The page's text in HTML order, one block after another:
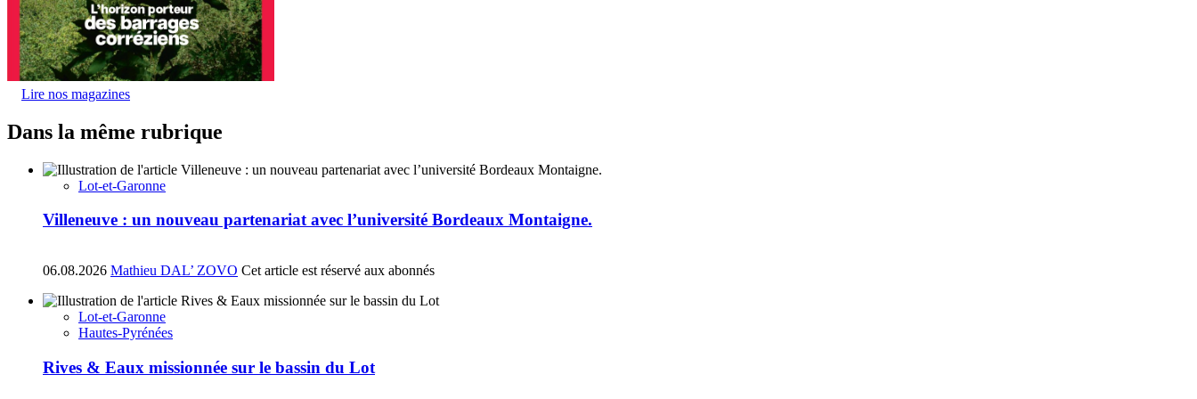
Lire nos magazines
Dans la même rubrique
Lot-et-Garonne
Villeneuve : un nouveau partenariat avec l’université Bordeaux Montaigne.
06.08.2026 Mathieu DAL’ ZOVO Cet article est réservé aux abonnés
Lot-et-Garonne
Hautes-Pyrénées
Rives & Eaux missionnée sur le bassin du Lot